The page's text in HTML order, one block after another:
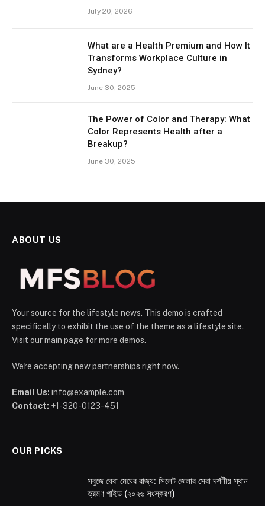
July 20, 2026
What are a Health Premium and How It
Transforms Workplace Culture in
Sydney?
June 30, 2025
The Power of Color and Therapy: What
Color Represents Health after a
Breakup?
June 30, 2025
ABOUT US
Your source for the lifestyle news. This demo is crafted
specifically to exhibit the use of the theme as a lifestyle site.
Visit our main page for more demos.
We're accepting new partnerships right now.
Email Us: info@example.com
Contact: +1-320-0123-451
OUR PICKS
সবুজে ঘেরা মেঘের রাজ্য: সিলেট জেলার সেরা দর্শনীয় স্থান
ভ্রমণ গাইড (২০২৬ সংস্করণ)